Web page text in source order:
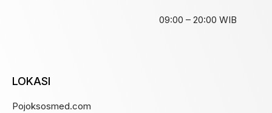
09:00 – 20:00 WIB
LOKASI
Pojoksosmed.com